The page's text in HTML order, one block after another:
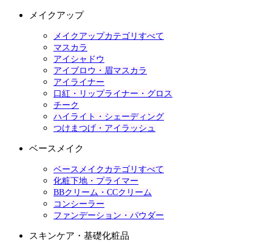
メイクアップ
メイクアップカテゴリすべて
マスカラ
アイシャドウ
アイブロウ・眉マスカラ
アイライナー
口紅・リップライナー・グロス
チーク
ハイライト・シェーディング
つけまつげ・アイラッシュ
ベースメイク
ベースメイクカテゴリすべて
化粧下地・プライマー
BBクリーム・CCクリーム
コンシーラー
ファンデーション・パウダー
スキンケア・基礎化粧品